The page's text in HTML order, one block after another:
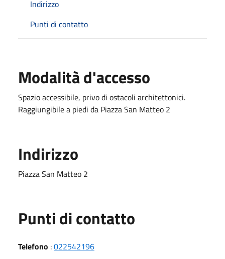
Indirizzo
Punti di contatto
Modalità d'accesso
Spazio accessibile, privo di ostacoli architettonici.
Raggiungibile a piedi da Piazza San Matteo 2
Indirizzo
Piazza San Matteo 2
Punti di contatto
Telefono :022542196